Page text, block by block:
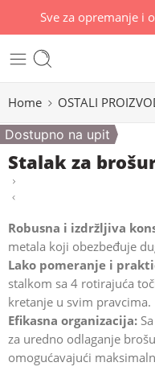
Sve za opremanje i
Home OSTALI
Dostupno na upit
Stalak za
Robusna i izdržljiva
metala koji obezbeđuje
Lako pomeranje i
stalkom sa 4 rotirajuća
kretanje u svim pravcima.
Efikasna organizacija:
za uredno odlaganje
omogućavajući